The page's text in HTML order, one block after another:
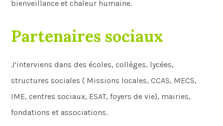
bienveillance et chaleur humaine.
Partenaires sociaux
J’interviens dans des écoles, collèges, lycées,
structures sociales ( Missions locales, CCAS, MECS,
IME, centres sociaux, ESAT, foyers de vie), mairies,
fondations et associations.